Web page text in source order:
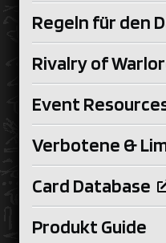
Regeln für den
Rivalry of
Event
Verbotene &
Card Database
Produkt Guide